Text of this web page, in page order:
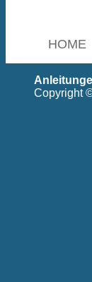
HOME
Copyright